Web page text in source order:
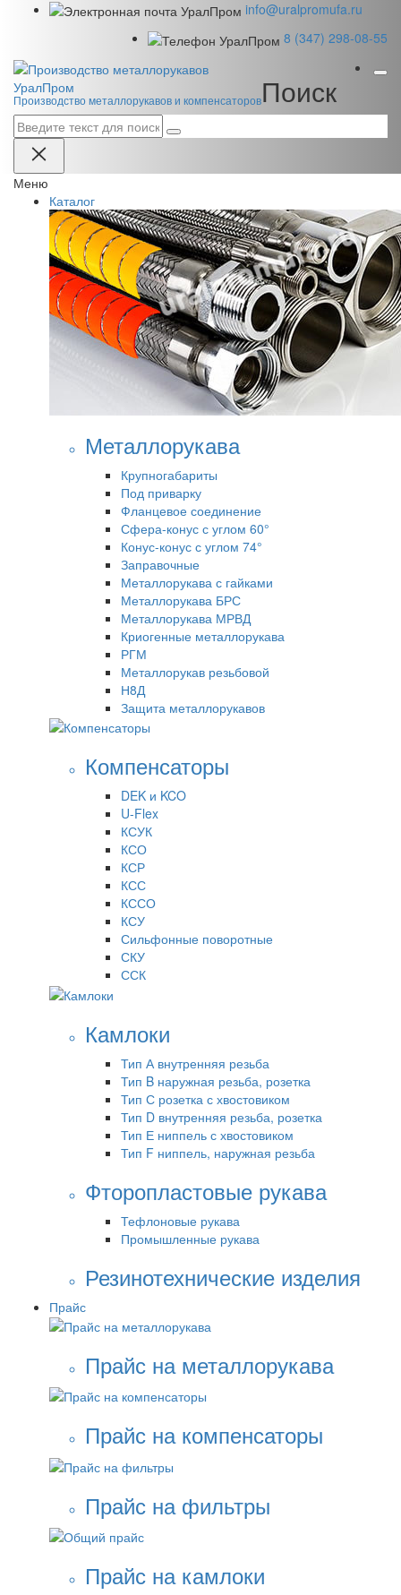
info@uralpromufa.ru
8 (347) 298‑08‑55
УралПром
Производство металлорукавов и компенсаторовПоиск
Меню
Каталог
Металлорукава
Крупногабариты
Под приварку
Фланцевое соединение
Сфера-конус с углом 60°
Конус-конус с углом 74°
Заправочные
Металлорукава с гайками
Металлорукава БРС
Металлорукава МРВД
Криогенные металлорукава
РГМ
Металлорукав резьбовой
Н8Д
Защита металлорукавов
Компенсаторы
DEK и KCO
U-Flex
КСУК
КСО
КСР
КСС
КССО
КСУ
Сильфонные поворотные
СКУ
ССК
Камлоки
Тип А внутренняя резьба
Тип B наружная резьба, розетка
Тип С розетка с хвостовиком
Тип D внутренняя резьба, розетка
Тип Е ниппель с хвостовиком
Тип F ниппель, наружная резьба
Фторопластовые рукава
Тефлоновые рукава
Промышленные рукава
Резинотехнические изделия
Прайс
Прайс на металлорукава
Прайс на компенсаторы
Прайс на фильтры
Прайс на камлоки